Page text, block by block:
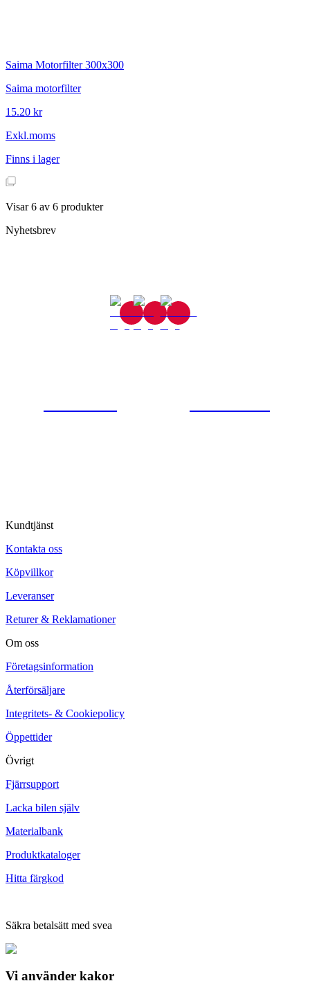
Saima Motorfilter 300x300
Saima motorfilter
15.20 kr
Exkl.moms
Finns i lager
Visar6 av 6 produkter
Nyhetsbrev
Kundtjänst
Kontakta oss
Köpvillkor
Leveranser
Returer & Reklamationer
Om oss
Företagsinformation
Återförsäljare
Integritets- & Cookiepolicy
Öppettider
Övrigt
Fjärrsupport
Lacka bilen själv
Materialbank
Produktkataloger
Hitta färgkod
Säkra betalsätt med svea
Vi använder kakor